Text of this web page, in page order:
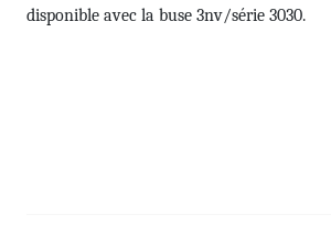
disponible avec la buse 3nv/série 3030.